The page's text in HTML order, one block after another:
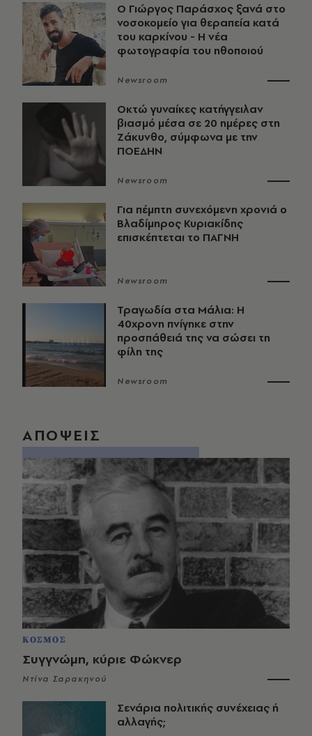
O Γιώργος Παράσχος ξανά στο
νοσοκομείο για θεραπεία κατά
του καρκίνου - Η νέα
φωτογραφία του ηθοποιού
Newsroom
Οκτώ γυναίκες κατήγγειλαν
βιασμό μέσα σε 20 ημέρες στη
Ζάκυνθο, σύμφωνα με την
ΠΟΕΔΗΝ
Newsroom
Για πέμπτη συνεχόμενη χρονιά ο
Βλαδίμηρος Κυριακίδης
επισκέπτεται το ΠΑΓΝΗ
Newsroom
Τραγωδία στα Μάλια: Η
40χρονη πνίγηκε στην
προσπάθειά της να σώσει τη
φίλη της
Newsroom
ΑΠΟΨΕΙΣ
ΚΟΣΜΟΣ
Συγγνώμη, κύριε Φώκνερ
Ντίνα Σαρακηνού
Σενάρια πολιτικής συνέχειας ή
αλλαγής;